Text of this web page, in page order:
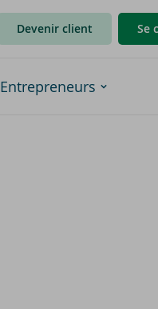
Devenir client Se
Entrepreneurs